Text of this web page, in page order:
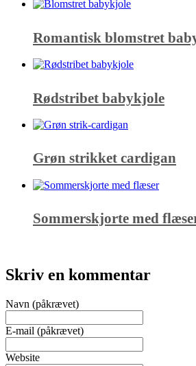
Romantisk blomstret
Rødstribet babykjole
Grøn strikket cardigan
Sommerskjorte med
Skriv en kommentar
Navn (påkrævet)
E-mail (påkrævet)
Website